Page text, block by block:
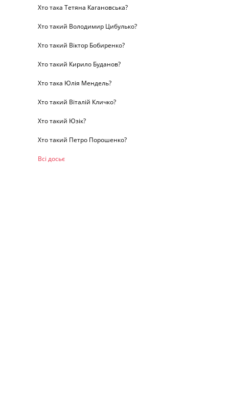
Хто така Тетяна Кагановська?
Хто такий Володимир Цибулько?
Хто такий Віктор Бобиренко?
Хто такий Кирило Буданов?
Хто така Юлія Мендель?
Хто такий Віталій Кличко?
Хто такий Юзік?
Хто такий Петро Порошенко?
Всі досьє